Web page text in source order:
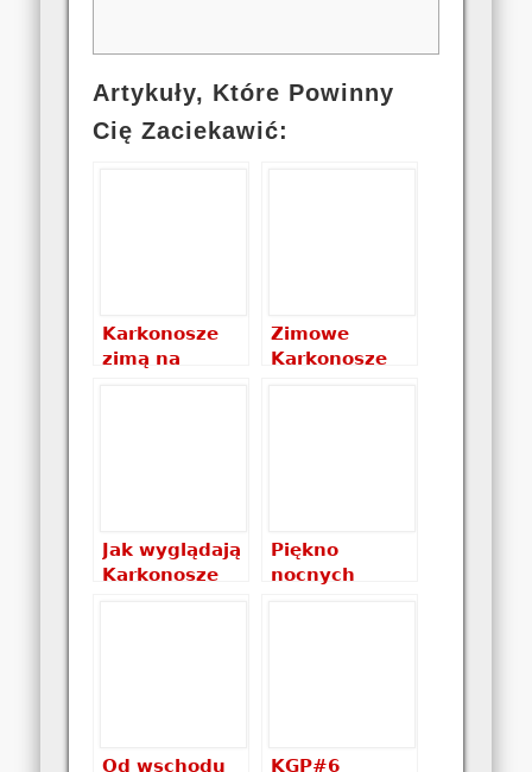
Artykuły, Które Powinny
Cię Zaciekawić:
Karkonosze
zimą na
Zimowe
Karkonosze
Jak wyglądają
Karkonosze
Piękno
nocnych
Od wschodu KGP#6